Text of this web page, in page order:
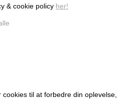
& cookie policy her!
til at forbedre din oplevelse,